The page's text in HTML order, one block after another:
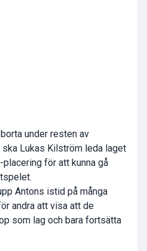
under resten av
Lukas Kilström leda laget
för att kunna gå
Antons istid på många
andra att visa att de
som lag och bara fortsätta